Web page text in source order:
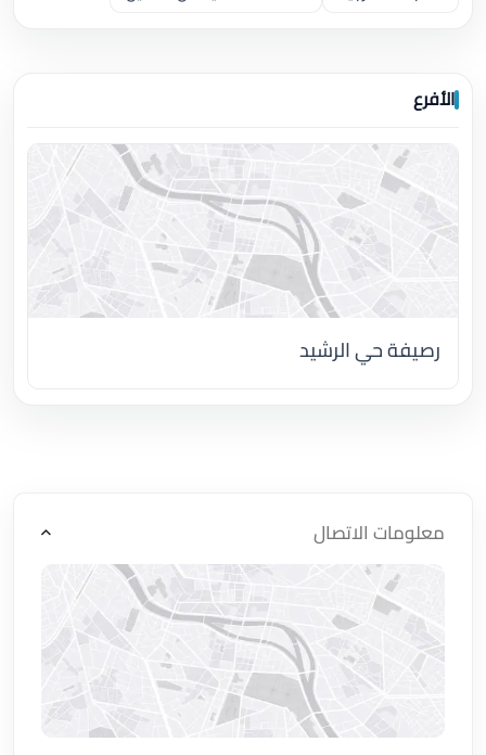
الأفرع
رصيفة حي الرشيد
معلومات الاتصال